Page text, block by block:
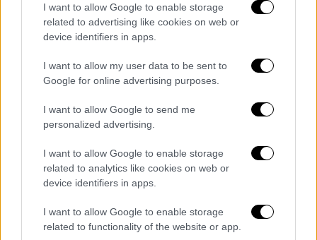
I want to allow Google to enable storage
related to advertising like cookies on web or
device identifiers in apps.
I want to allow my user data to be sent to
Google for online advertising purposes.
I want to allow Google to send me
personalized advertising.
I want to allow Google to enable storage
related to analytics like cookies on web or
device identifiers in apps.
I want to allow Google to enable storage
related to functionality of the website or app.